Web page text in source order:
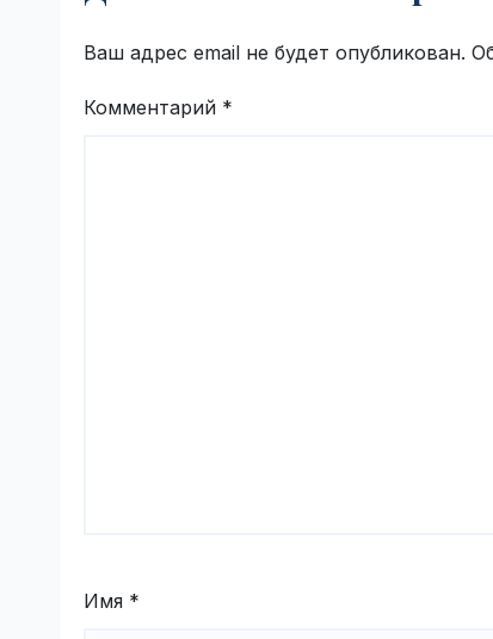
Ваш адрес email не будет опубликован.
Комментарий *
Имя *